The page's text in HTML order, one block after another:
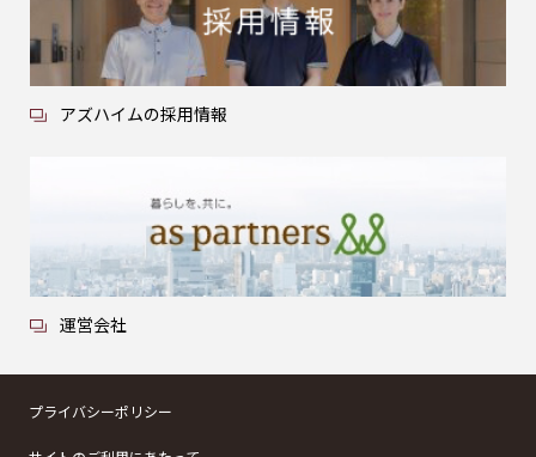
アズハイムの採用情報
運営会社
プライバシーポリシー